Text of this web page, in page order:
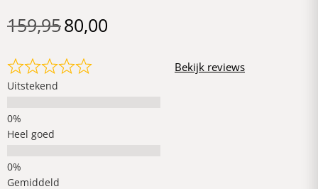
159,9580,00
Uitstekend
Heel goed
Gemiddeld
Bekijk reviews